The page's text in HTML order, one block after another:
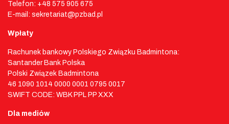
Telefon: +48 575 905 675
E-mail: sekretariat@pzbad.pl
Wpłaty
Rachunek bankowy Polskiego Związku Badmintona:
Santander Bank Polska
Polski Związek Badmintona
46 1090 1014 0000 0001 0795 0017
SWIFT CODE: WBK PPL PP XXX
Dla mediów